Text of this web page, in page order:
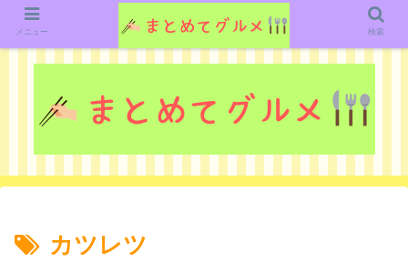
グルメ関連のいろいろなニューススレッドを紹介していきます。（鋭意作成中で
す）
カツレツ
メニュー 検索